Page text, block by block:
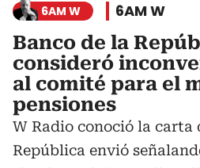
6AM W 6AM W
Banco de la
consideró
al comité para el
pensiones
W Radio conoció la carta
República envió